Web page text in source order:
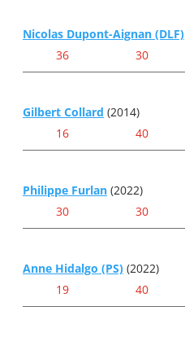
Nicolas Dupont-Aignan (DLF)
36
30
Gilbert Collard (2014)
16
40
Philippe Furlan (2022)
30
30
Anne Hidalgo (PS) (2022)
19
40